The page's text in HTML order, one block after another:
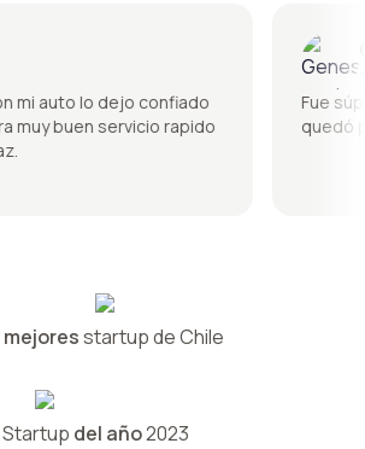
auto lo dejo confiado
buen servicio rapido
Fue
quedó
mejoresstartup de Chile
Startup del año2023